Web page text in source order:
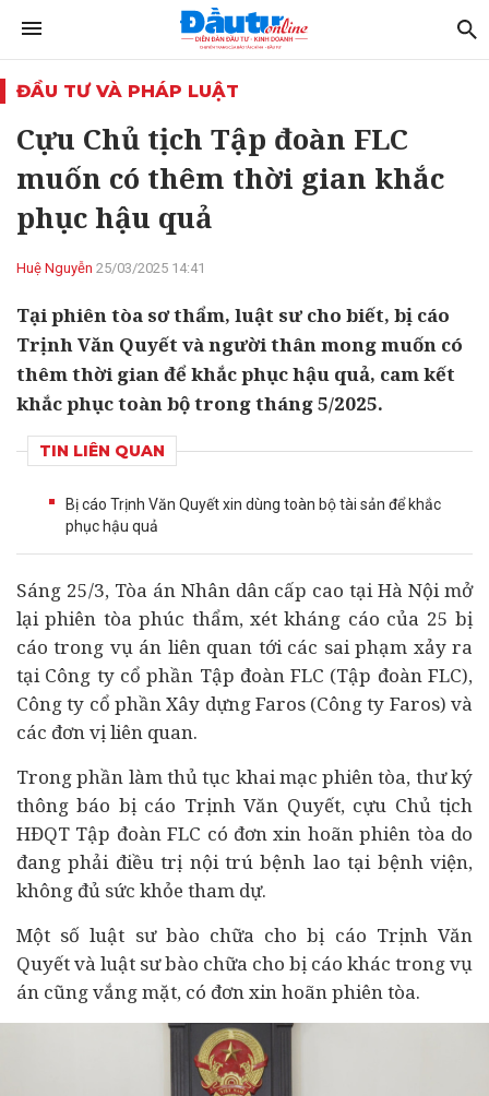
ĐẦU TƯ VÀ PHÁP LUẬT
Cựu Chủ tịch Tập đoàn FLC
muốn có thêm thời gian khắc
phục hậu quả
Huệ Nguyễn 25/03/2025 14:41
Tại phiên tòa sơ thẩm, luật sư cho biết, bị cáo
Trịnh Văn Quyết và người thân mong muốn có
thêm thời gian để khắc phục hậu quả, cam kết
khắc phục toàn bộ trong tháng 5/2025.
TIN LIÊN QUAN
Bị cáo Trịnh Văn Quyết xin dùng toàn bộ tài sản để khắc
phục hậu quả
Sáng 25/3, Tòa án Nhân dân cấp cao tại Hà Nội mở
lại phiên tòa phúc thẩm, xét kháng cáo của 25 bị
cáo trong vụ án liên quan tới các sai phạm xảy ra
tại Công ty cổ phần Tập đoàn FLC (Tập đoàn FLC),
Công ty cổ phần Xây dựng Faros (Công ty Faros) và
các đơn vị liên quan.
Trong phần làm thủ tục khai mạc phiên tòa, thư ký
thông báo bị cáo Trịnh Văn Quyết, cựu Chủ tịch
HĐQT Tập đoàn FLC có đơn xin hoãn phiên tòa do
đang phải điều trị nội trú bệnh lao tại bệnh viện,
không đủ sức khỏe tham dự.
Một số luật sư bào chữa cho bị cáo Trịnh Văn
Quyết và luật sư bào chữa cho bị cáo khác trong vụ
án cũng vắng mặt, có đơn xin hoãn phiên tòa.